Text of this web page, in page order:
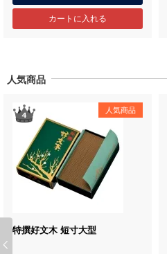
人気商品
人気商品
特撰好文木 短寸大型